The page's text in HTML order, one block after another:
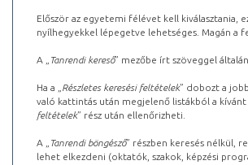
Először az egyetemi félévet kell kiválasztania,
nyílhegyekkel lépegetve lehetséges. Magán a
A „ Tanrendi kereső” mezőbe írt szöveggel
Ha a „ Részletes keresési feltételek” dobozt a
való kattintás után megjelenő listákból a
feltételek” rész után ellenőrizheti.
A „ Tanrendi böngésző” részben keresés nélkül,
lehet elkezdeni (oktatók, szakok, képzési